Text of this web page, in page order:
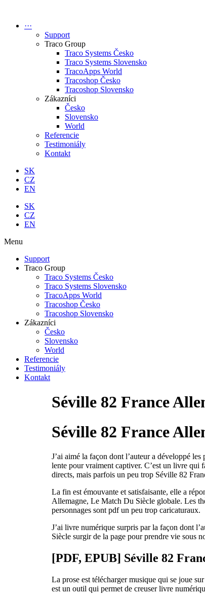
obsah
···
Support
Traco Group
Traco Systems Česko
Traco Systems Slovensko
TracoApps World
Tracoshop Česko
Tracoshop Slovensko
Zákazníci
Česko
Slovensko
World
Referencie
Testimoniály
Kontakt
SK
CZ
EN
SK
CZ
EN
Menu
Support
Traco Group
Traco Systems Česko
Traco Systems Slovensko
TracoApps World
Tracoshop Česko
Tracoshop Slovensko
Zákazníci
Česko
Slovensko
World
Referencie
Testimoniály
Kontakt
Séville 82 France
Séville 82 France
J’ai aimé la façon dont l’auteur a développé
lente pour vraiment captiver. C’est un livre qui
directs, mais parfois un peu trop Séville 82
La fin est émouvante et satisfaisante, elle a
Allemagne, Le Match Du Siècle globale. Les
personnages sont pdf un peu trop caricaturaux.
J’ai livre numérique surpris par la façon dont
Siècle surgir de la page pour prendre vie sous
[PDF, EPUB] Séville 82
La prose est télécharger musique qui se joue
est un outil qui permet de creuser livre